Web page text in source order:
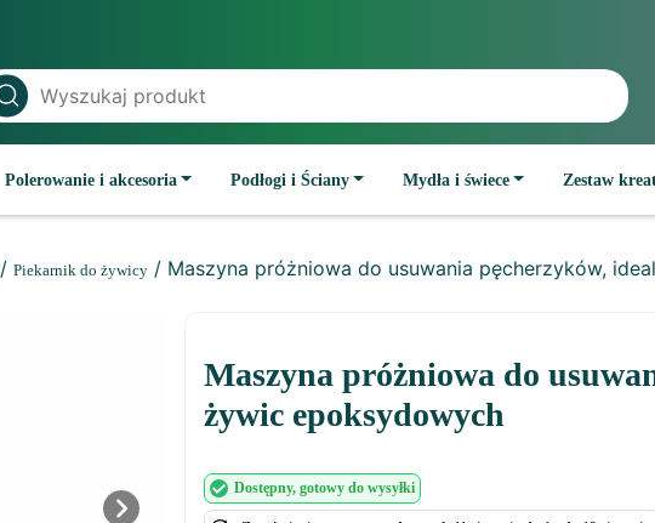
Polerowanie i akcesoria Podłogi i Ściany Mydła i świece Zestaw
/ Piekarnik do żywicy / Maszyna próżniowa do usuwania pęcherzyków,
Maszyna próżniowa do
żywic epoksydowych
Dostępny, gotowy do wysyłki